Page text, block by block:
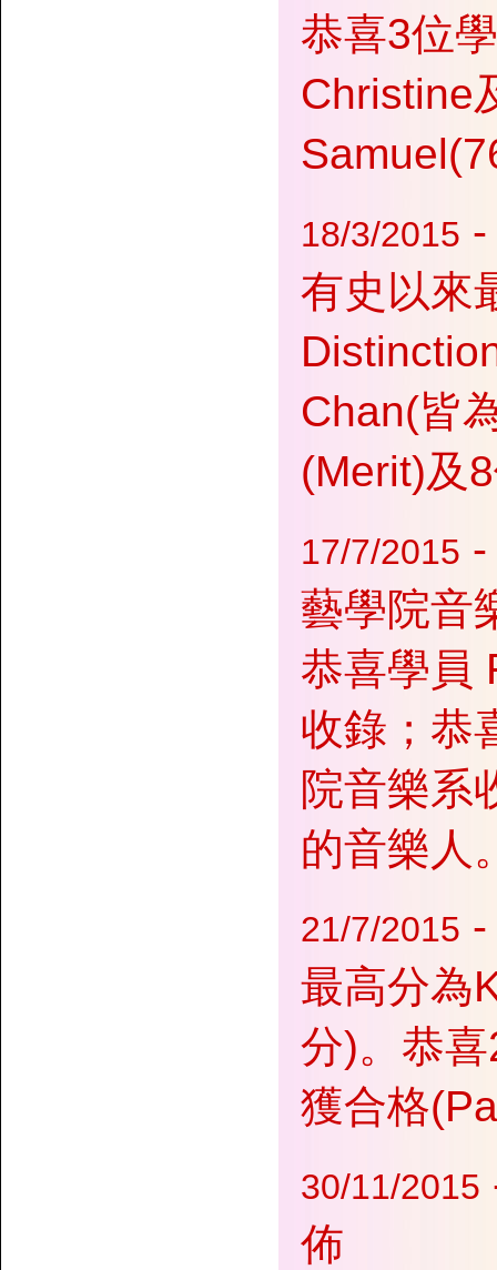
恭喜3位
Christine
18/3/2015 -
有史以來
Chan(皆
(Merit)及
17/7/2015 -
藝學院音
恭喜學員
收錄；恭
院音樂系
的音樂人
21/7/2015 -
最高分為
分)。恭
獲合格
30/11/2015
佈